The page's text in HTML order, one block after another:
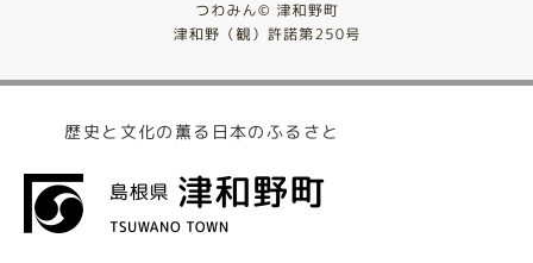
歴史と文化の薫る日本のふるさと